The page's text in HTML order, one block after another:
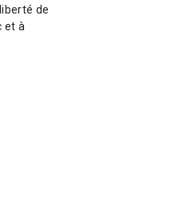
de
et à